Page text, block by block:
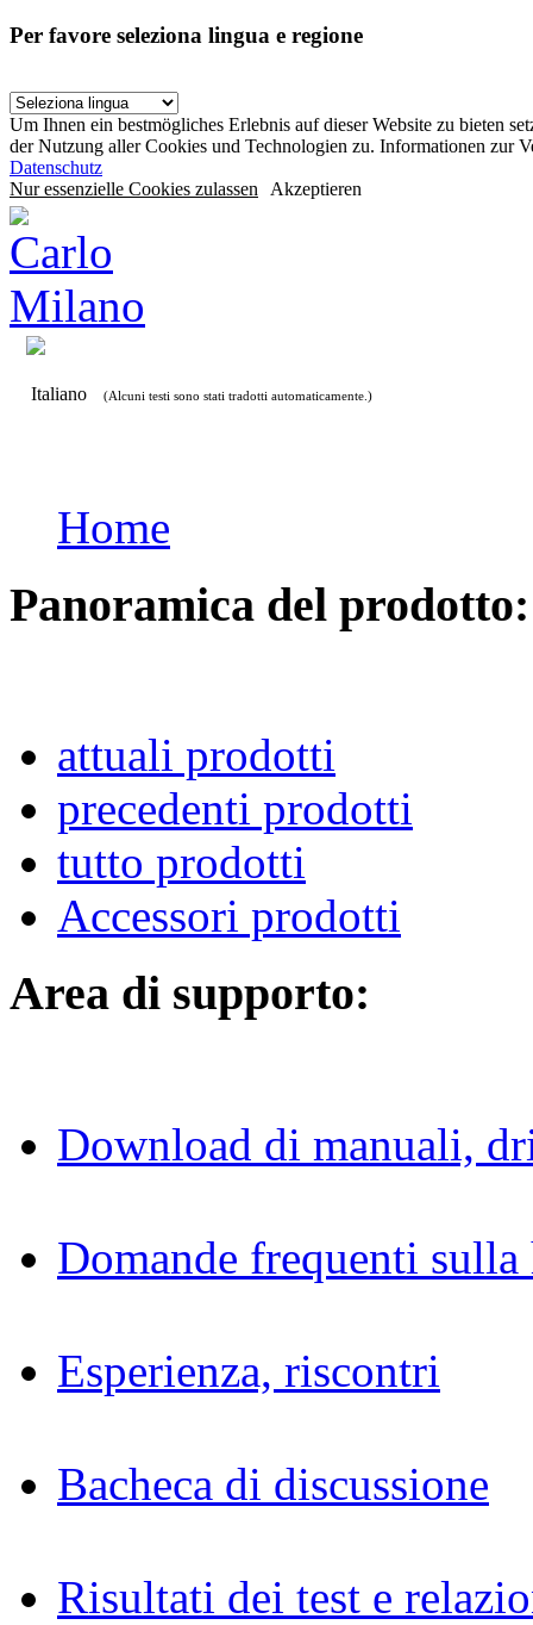
Per favore seleziona lingua e regione
Um Ihnen ein bestmögliches Erlebnis auf dieser Website zu bieten
der Nutzung aller Cookies und Technologien zu. Informationen zur
Datenschutz
Nur essenzielle Cookies zulassen Akzeptieren
Italiano (Alcuni testi sono stati tradotti automaticamente.)
Home
Panoramica del prodotto:
attuali prodotti
precedenti prodotti
tutto prodotti
Accessori prodotti
Area di supporto:
Download di manuali,
Domande frequenti
Esperienza, riscontri
Bacheca di discussione
Risultati dei test e